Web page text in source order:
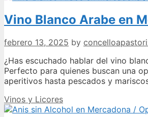
Vino Blanco Arabe en
febrero 13, 2025 by
¿Has escuchado hablar del vino
Perfecto para quienes buscan una
aperitivos hasta pescados y
Categories
Vinos y Licores